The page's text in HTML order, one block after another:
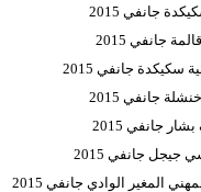
جانفي 2015
جانفي 2015
جانفي 2015
جانفي 2015
جانفي 2015
جانفي 2015
المغير الوادي جانفي 2015